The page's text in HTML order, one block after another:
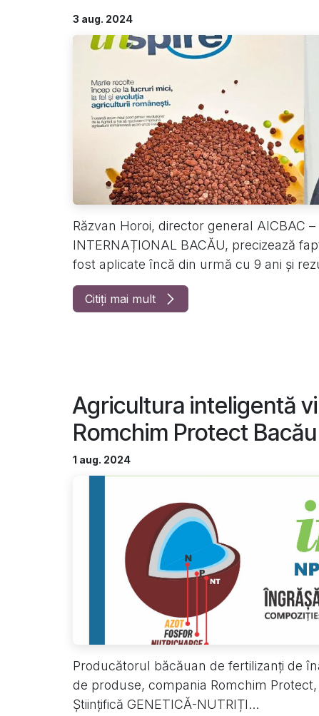
3 aug. 2024
Răzvan Horoi, director general AICBAC
INTERNAȚIONAL BACĂU, precizează
fost aplicate încă din urmă cu 9 ani și
Citiți mai mult
Agricultura inteligentă
Romchim Protect Bacău
1 aug. 2024
Producătorul băcăuan de fertilizanți de
de produse, compania Romchim
Științifică GENETICĂ-NUTRIȚI...